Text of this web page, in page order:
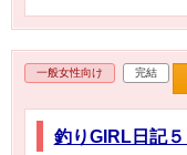
一般女性向け 完結
釣りGIRL日記